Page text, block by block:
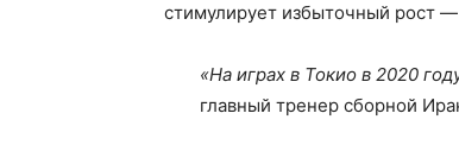
стимулирует избыточный рост
«На играх в Токио в 2020
главный тренер сборной